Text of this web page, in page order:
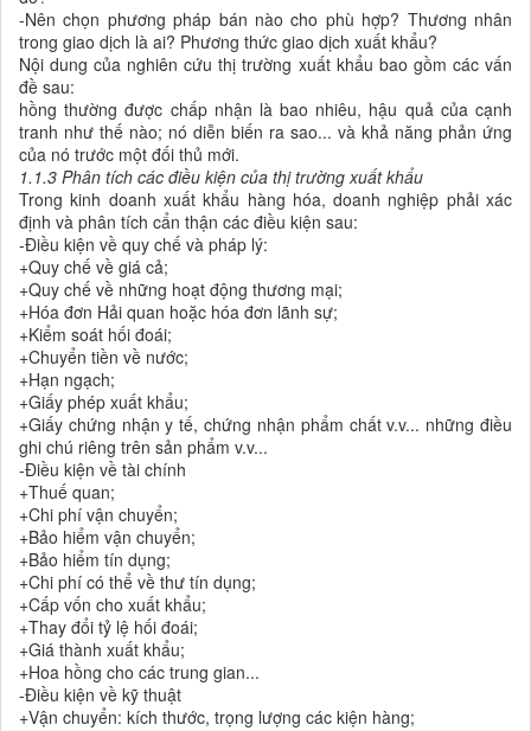
-Nên chọn phương pháp bán nào cho phù hợp? Thương nhân
trong giao dịch là ai? Phương thức giao dịch xuất khẩu?
Nội dung của nghiên cứu thị trường xuất khẩu bao gồm các vấn
đề sau:
hồng thường được chấp nhận là bao nhiêu, hậu quả của cạnh
tranh như thế nào; nó diễn biến ra sao... và khả năng phản ứng
của nó trước một đối thủ mới.
1.1.3 Phân tích các điều kiện của thị trường xuất khẩu
Trong kinh doanh xuất khẩu hàng hóa, doanh nghiệp phải xác
định và phân tích cẩn thận các điều kiện sau:
-Điều kiện về quy chế và pháp lý:
+Quy chế về giá cả;
+Quy chế về những hoạt động thương mại;
+Hóa đơn Hải quan hoặc hóa đơn lãnh sự;
+Kiểm soát hối đoái;
+Chuyển tiền về nước;
+Hạn ngạch;
+Giấy phép xuất khẩu;
+Giấy chứng nhận y tế, chứng nhận phẩm chất v.v... những điều
ghi chú riêng trên sản phẩm v.v...
-Điều kiện về tài chính
+Thuế quan;
+Chi phí vận chuyển;
+Bảo hiểm vận chuyển;
+Bảo hiểm tín dụng;
+Chi phí có thể về thư tín dụng;
+Cấp vốn cho xuất khẩu;
+Thay đổi tỷ lệ hối đoái;
+Giá thành xuất khẩu;
+Hoa hồng cho các trung gian...
-Điều kiện về kỹ thuật
+Vận chuyển: kích thước, trọng lượng các kiện hàng;